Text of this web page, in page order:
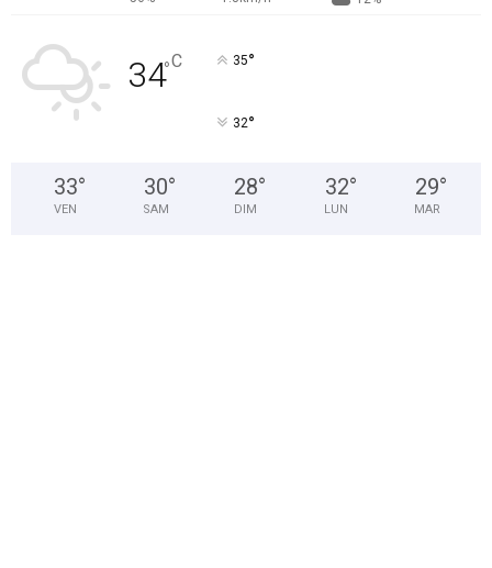
34°C 35°
32°
33°
VEN
30°
SAM
28°
DIM
32°
LUN
29°
MAR